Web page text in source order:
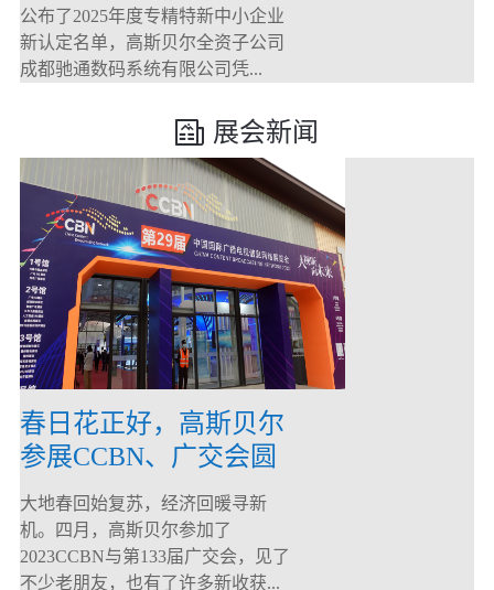
公布了2025年度专精特新中小企业
新认定名单，高斯贝尔全资子公司
成都驰通数码系统有限公司凭...
展会新闻
春日花正好，高斯贝尔
参展CCBN、广交会圆
满落幕！
大地春回始复苏，经济回暖寻新
机。四月，高斯贝尔参加了
2023CCBN与第133届广交会，见了
不少老朋友，也有了许多新收获...